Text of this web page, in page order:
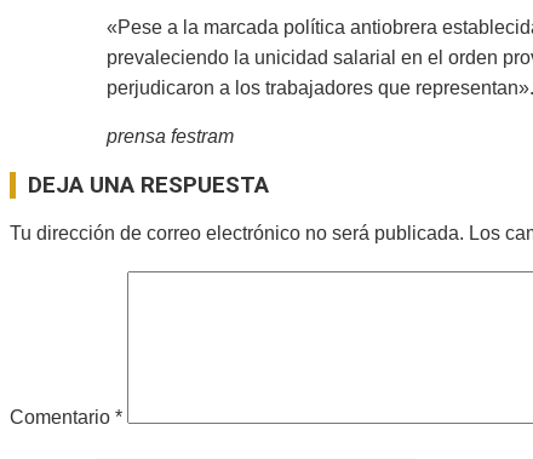
«Pese a la marcada política antiobrera
prevaleciendo la unicidad salarial en el orden
perjudicaron a los trabajadores que representan».
prensa festram
2024-
10-
18
DEJA UNA RESPUESTA
Tu dirección de correo electrónico no será publicada. Los
Comentario *